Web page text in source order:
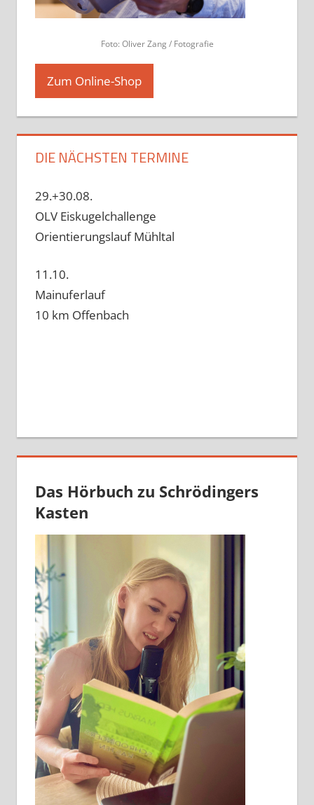
Foto: Oliver Zang / Fotografie
Zum Online-Shop
DIE NÄCHSTEN TERMINE
29.+30.08.
OLV Eiskugelchallenge
Orientierungslauf Mühltal
11.10.
Mainuferlauf
10 km Offenbach
Das Hörbuch zu Schrödingers
Kasten